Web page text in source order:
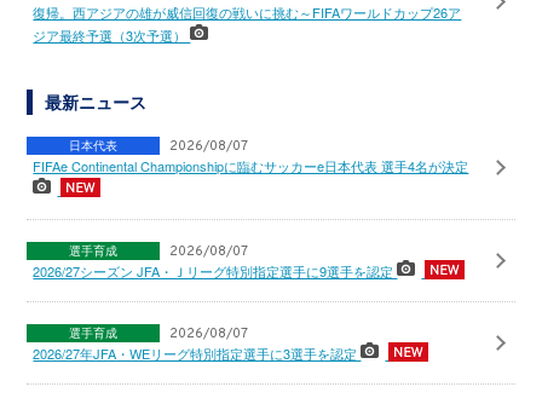
復帰。西アジアの雄が威信回復の戦いに挑む～FIFAワールドカップ26ア
ジア最終予選（3次予選）
最新ニュース
日本代表 2026/08/07
FIFAe Continental Championshipに臨むサッカーe日本代表 選手4名が決定
選手育成 2026/08/07
2026/27シーズン JFA・Ｊリーグ特別指定選手に9選手を認定
選手育成 2026/08/07
2026/27年JFA・WEリーグ特別指定選手に3選手を認定